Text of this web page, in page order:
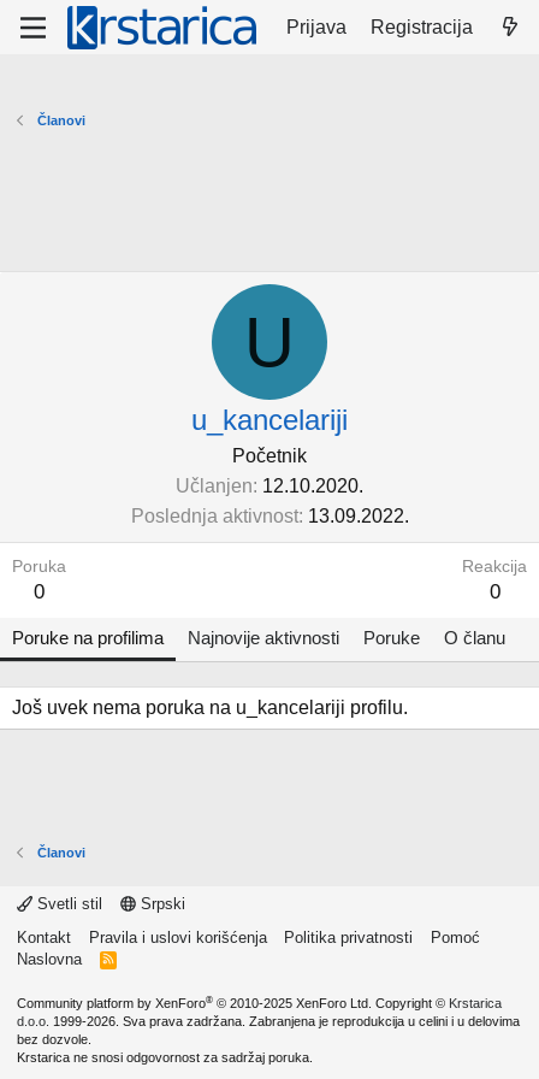
Prijava Registracija
Članovi
U
u_kancelariji
Početnik
Učlanjen 12.10.2020.
Poslednja aktivnost 13.09.2022.
Poruka
0
Reakcija
0
Poruke na profilima Najnovije aktivnosti Poruke O članu
Još uvek nema poruka na u_kancelariji profilu.
Članovi
Svetli stil
Srpski
Kontakt
Pravila i uslovi korišćenja Politika privatnosti
Pomoć
Naslovna
R
Community platform by XenForo® © 2010-2025 XenForo Ltd. Copyright © Krstarica
d.o.o. 1999-2026. Sva prava zadržana. Zabranjena je reprodukcija u celini i u delovima
bez dozvole.
Krstarica ne snosi odgovornost za sadržaj poruka.